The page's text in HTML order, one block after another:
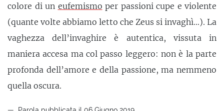
colore di un eufemismo per passioni cupe e violente
(quante volte abbiamo letto che Zeus si invaghì…). La
vaghezza dell’invaghire è autentica, vissuta in
maniera accesa ma col passo leggero: non è la parte
profonda dell’amore e della passione, ma nemmeno
quella oscura.